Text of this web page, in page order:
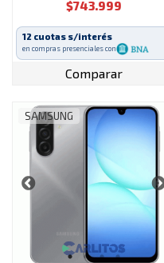
$743.999
12 cuotas s/interés
en compras presenciales con
Comparar
SAMSUNG